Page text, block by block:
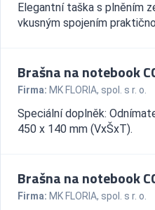
Elegantní taška s plněním
vkusným spojením
Brašna na notebook
Firma: MK FLORIA, spol. s r. o.
Speciální doplněk:
450 x 140 mm (VxŠxT).
Brašna na notebook
Firma: MK FLORIA, spol. s r. o.